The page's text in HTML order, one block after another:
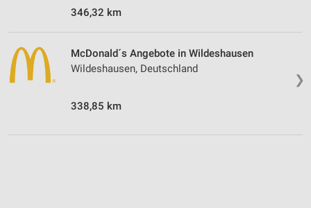
346,32 km
❯
McDonald´s Angebote in Wildeshausen
Wildeshausen, Deutschland
338,85 km